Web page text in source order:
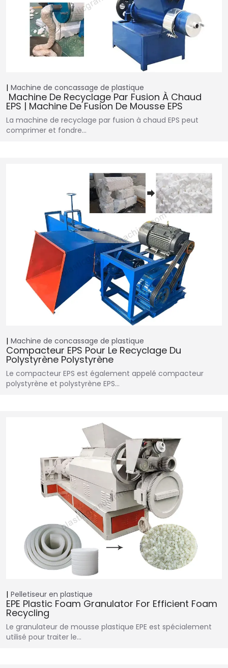
Machine de concassage de plastique
Machine De Recyclage Par Fusion À Chaud
EPS | Machine De Fusion De Mousse EPS
La machine de recyclage par fusion à chaud EPS peut
comprimer et fondre…
Machine de concassage de plastique
Compacteur EPS Pour Le Recyclage Du
Polystyrène Polystyrène
Le compacteur EPS est également appelé compacteur
polystyrène et polystyrène EPS…
Pelletiseur en plastique
EPE Plastic Foam Granulator For Efficient Foam
Recycling
Le granulateur de mousse plastique EPE est spécialement
utilisé pour traiter le…